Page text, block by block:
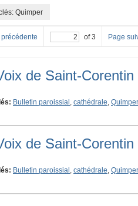
Quimper
précédente of 3 Page
de Saint-Corentin
Bulletin paroissial , cathédrale, Quimper
de Saint-
Bulletin paroissial , cathédrale, Quimper